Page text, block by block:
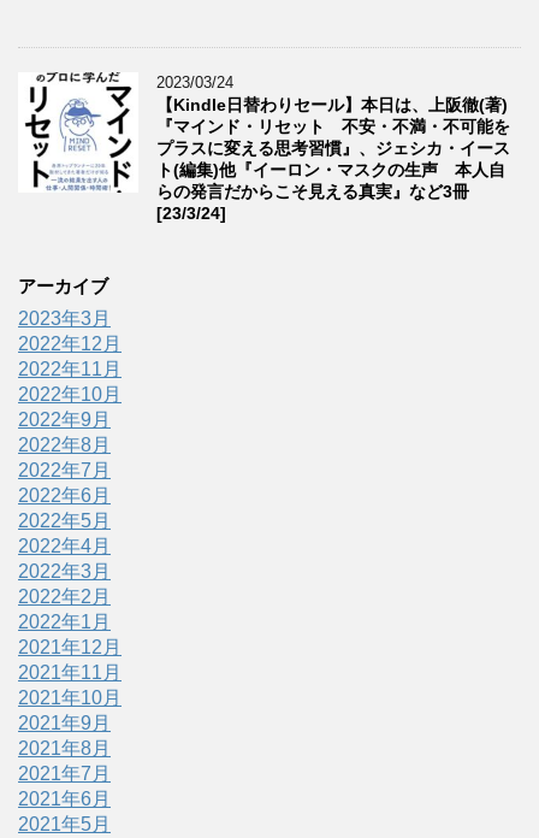
2023/03/24
【Kindle日替わりセール】本日は、上阪徹(著)
『マインド・リセット 不安・不満・不可能を
プラスに変える思考習慣』、ジェシカ・イース
ト(編集)他『イーロン・マスクの生声 本人自
らの発言だからこそ見える真実』など3冊
[23/3/24]
アーカイブ
2023年3月
2022年12月
2022年11月
2022年10月
2022年9月
2022年8月
2022年7月
2022年6月
2022年5月
2022年4月
2022年3月
2022年2月
2022年1月
2021年12月
2021年11月
2021年10月
2021年9月
2021年8月
2021年7月
2021年6月
2021年5月